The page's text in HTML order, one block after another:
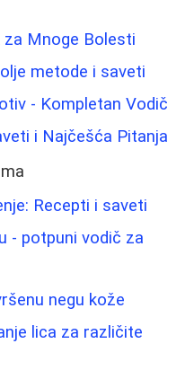
za Mnoge Bolesti
metode i saveti
- Kompletan Vodič
i Najčešća Pitanja
Recepti i saveti
- potpuni vodič za
negu kože
lica za različite